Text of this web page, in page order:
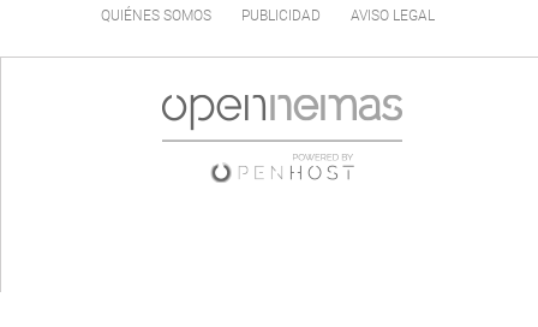
QUIÉNES SOMOS PUBLICIDAD AVISO LEGAL